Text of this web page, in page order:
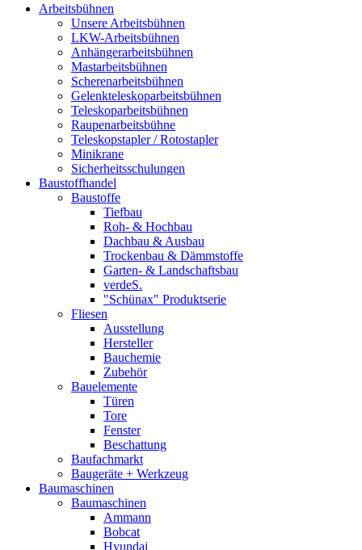
Arbeitsbühnen
Unsere Arbeitsbühnen
LKW-Arbeitsbühnen
Anhängerarbeitsbühnen
Mastarbeitsbühnen
Scherenarbeitsbühnen
Gelenkteleskoparbeitsbühnen
Teleskoparbeitsbühnen
Raupenarbeitsbühne
Teleskopstapler / Rotostapler
Minikrane
Sicherheitsschulungen
Baustoffhandel
Baustoffe
Tiefbau
Roh- & Hochbau
Dachbau & Ausbau
Trockenbau & Dämmstoffe
Garten- & Landschaftsbau
verdeS.
"Schünax" Produktserie
Fliesen
Ausstellung
Hersteller
Bauchemie
Zubehör
Bauelemente
Türen
Tore
Fenster
Beschattung
Baufachmarkt
Baugeräte + Werkzeug
Baumaschinen
Baumaschinen
Ammann
Bobcat
Hyundai